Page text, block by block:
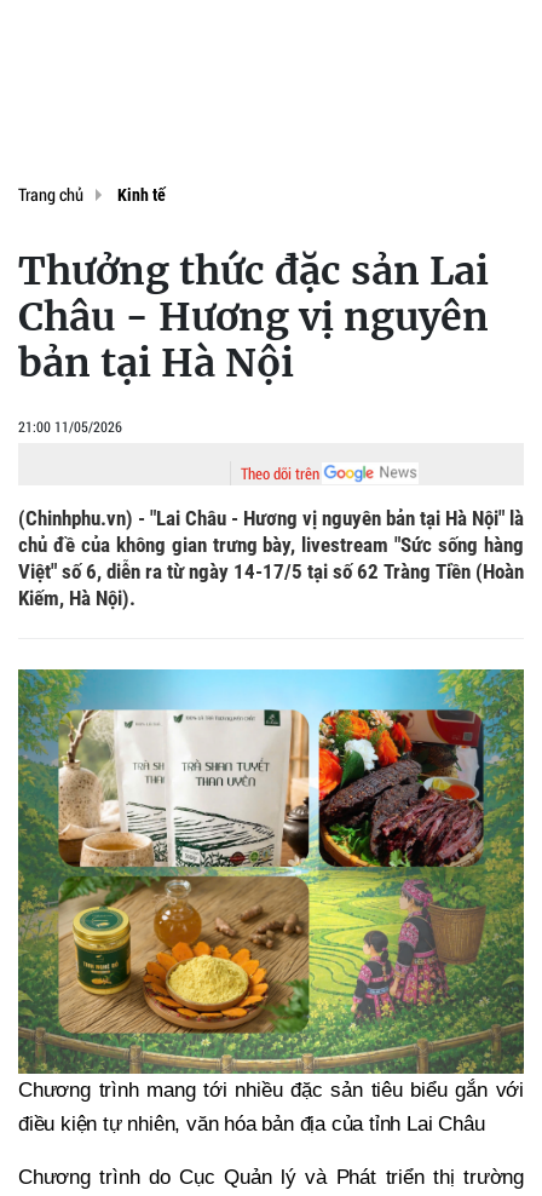
Trang chủ Kinh tế
Thưởng thức đặc sản Lai
Châu - Hương vị nguyên
bản tại Hà Nội
21:00 11/05/2026
Theo dõi trên
(Chinhphu.vn) - "Lai Châu - Hương vị nguyên bản tại Hà Nội" là
chủ đề của không gian trưng bày, livestream "Sức sống hàng
Việt" số 6, diễn ra từ ngày 14-17/5 tại số 62 Tràng Tiền (Hoàn
Kiếm, Hà Nội).
Chương trình mang tới nhiều đặc sản tiêu biểu gắn với
điều kiện tự nhiên, văn hóa bản địa của tỉnh Lai Châu
Chương trình do Cục Quản lý và Phát triển thị trường